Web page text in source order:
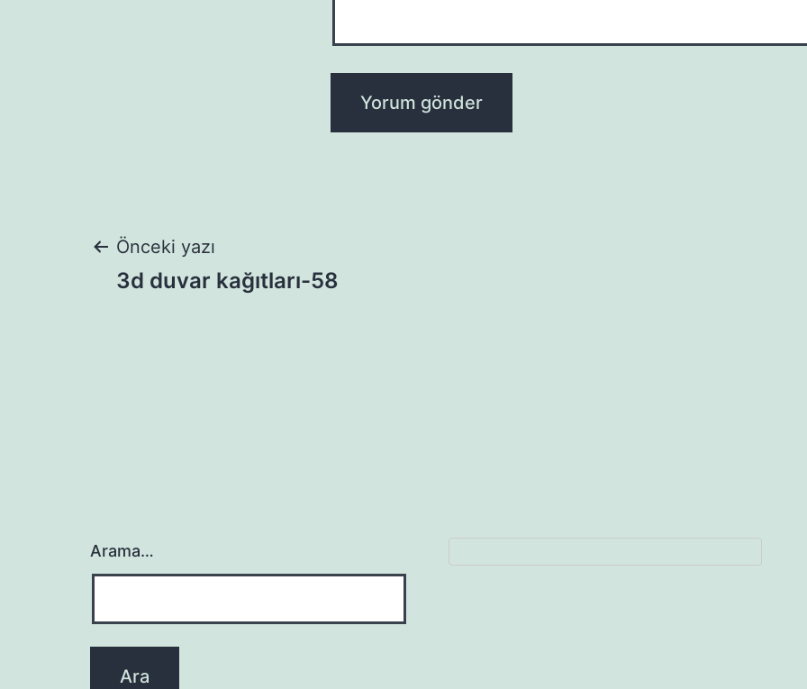
Yazı
Önceki yazı
3d duvar kağıtları-58
Arama…